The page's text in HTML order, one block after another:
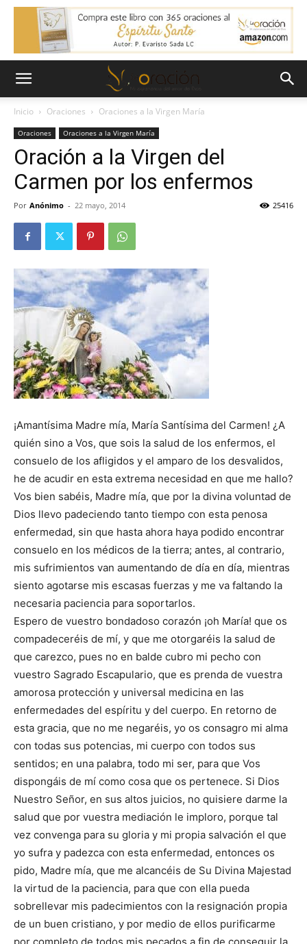
Inicio Oraciones Oraciones a la Virgen María
Oraciones Oraciones a la Virgen María
Oración a la Virgen del
Carmen por los enfermos
Por Anónimo - 22 mayo, 2014 25416
¡Amantísima Madre mía, María Santísima del Carmen! ¿A
quién sino a Vos, que sois la salud de los enfermos, el
consuelo de los afligidos y el amparo de los desvalidos,
he de acudir en esta extrema necesidad en que me hallo?
Vos bien sabéis, Madre mía, que por la divina voluntad de
Dios llevo padeciendo tanto tiempo con esta penosa
enfermedad, sin que hasta ahora haya podido encontrar
consuelo en los médicos de la tierra; antes, al contrario,
mis sufrimientos van aumentando de día en día, mientras
siento agotarse mis escasas fuerzas y me va faltando la
necesaria paciencia para soportarlos.
Espero de vuestro bondadoso corazón ¡oh María! que os
compadeceréis de mí, y que me otorgaréis la salud de
que carezco, pues no en balde cubro mi pecho con
vuestro Sagrado Escapulario, que es prenda de vuestra
amorosa protección y universal medicina en las
enfermedades del espíritu y del cuerpo. En retorno de
esta gracia, que no me negaréis, yo os consagro mi alma
con todas sus potencias, mi cuerpo con todos sus
sentidos; en una palabra, todo mi ser, para que Vos
dispongáis de mí como cosa que os pertenece. Si Dios
Nuestro Señor, en sus altos juicios, no quisiere darme la
salud que por vuestra mediación le imploro, porque tal
vez convenga para su gloria y mi propia salvación el que
yo sufra y padezca con esta enfermedad, entonces os
pido, Madre mía, que me alcancéis de Su Divina Majestad
la virtud de la paciencia, para que con ella pueda
sobrellevar mis padecimientos con la resignación propia
de un buen cristiano, y por medio de ellos purificarme